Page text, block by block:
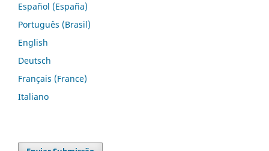
Español (España)
Português (Brasil)
English
Deutsch
Français (France)
Italiano